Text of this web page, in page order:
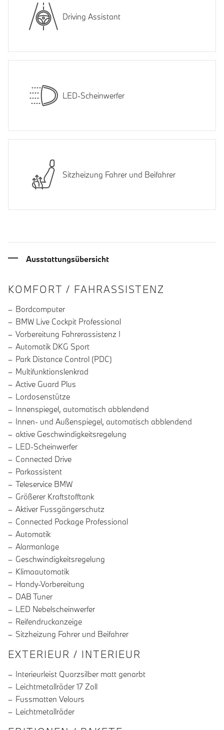
Driving Assistant
LED-Scheinwerfer
Sitzheizung Fahrer und Beifahrer
Ausstattungsübersicht
INFORMATIONEN ÜBER DIE
KOMFORT / FAHRASSISTENZ
Bordcomputer
BMW Live Cockpit Professional
Vorbereitung Fahrerassistenz I
Automatik DKG Sport
Park Distance Control (PDC)
Multifunktionslenkrad
Active Guard Plus
Lordosenstütze
Innenspiegel, automatisch abblendend
Innen- und Außenspiegel, automatisch abblendend
aktive Geschwindigkeitsregelung
LED-Scheinwerfer
Connected Drive
Parkassistent
Teleservice BMW
Größerer Kraftstofftank
Aktiver Fussgängerschutz
Connected Package Professional
Automatik
Alarmanlage
Geschwindigkeitsregelung
Klimaautomatik
Handy-Vorbereitung
DAB Tuner
LED Nebelscheinwerfer
Reifendruckanzeige
Sitzheizung Fahrer und Beifahrer
EXTERIEUR / INTERIEUR
Interieurleist Quarzsilber matt genarbt
Leichtmetallräder 17 Zoll
Fussmatten Velours
Leichtmetallräder